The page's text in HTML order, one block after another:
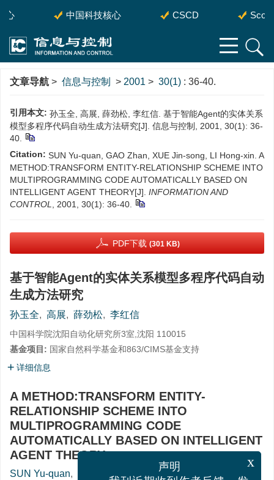
中国科技核心 CSCD
文章导航 > 信息与控制 > 2001 > 30(1) : 36-40.
引用本文: 孙玉全, 高展, 薛劲松, 李红信. 基于智能Agent的实体关系
模型多程序代码自动生成方法研究[J]. 信息与控制, 2001, 30(1): 36-
40.
Citation: SUN Yu-quan, GAO Zhan, XUE Jin-song, LI Hong-xin. A
METHOD:TRANSFORM ENTITY-RELATIONSHIP SCHEME INTO
MULTIPROGRAMMING CODE AUTOMATICALLY BASED ON
INTELLIGENT AGENT THEORY[J]. INFORMATION AND
CONTROL
, 2001, 30(1): 36-40.
PDF下载 (301 KB)
基于智能Agent的实体关系模型多程序代码自动
生成方法研究
孙玉全, 高展, 薛劲松, 李红信
中国科学院沈阳自动化研究所3室,沈阳 110015
基金项目: 国家自然科学基金和863/CIMS基金支持
详细信息
A METHOD:TRANSFORM ENTITY-
RELATIONSHIP SCHEME INTO
MULTIPROGRAMMING CODE
AUTOMATICALLY BASED ON INTELLIGENT
AGENT THEORY
SUN Yu-quan, GAO Zhan XUE Jin-song , LI Hong-xin x
声明